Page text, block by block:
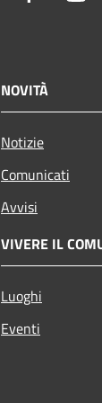
NOVITÀ
Notizie
Comunicati
Avvisi
VIVERE IL
Luoghi
Eventi